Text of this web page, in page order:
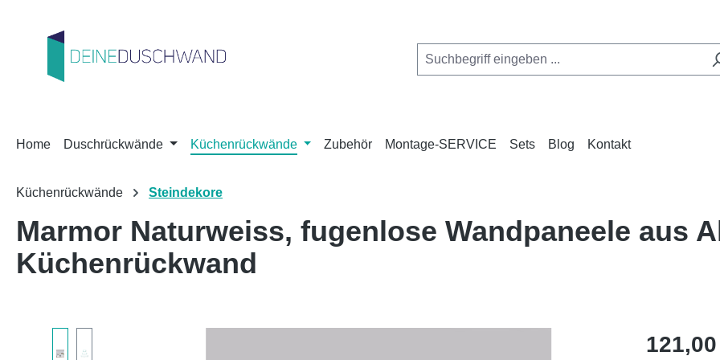
Home Duschrückwände Küchenrückwände Zubehör Montage-SERVICE Sets Blog Kontakt
Küchenrückwände Steindekore
Marmor Naturweiss, fugenlose Wandpaneele aus
Küchenrückwand
Regulärer